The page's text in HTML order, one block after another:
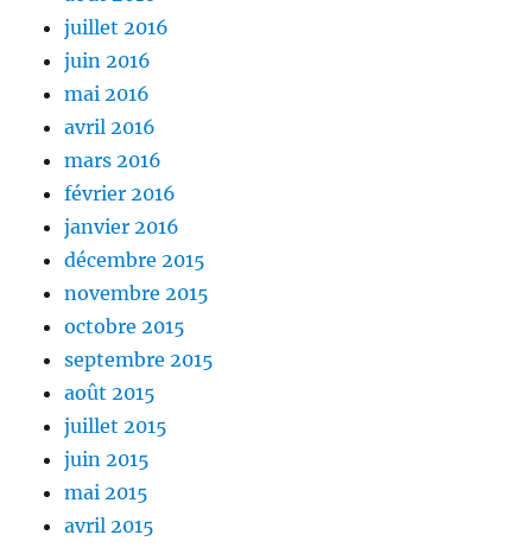
juillet 2016
juin 2016
mai 2016
avril 2016
mars 2016
février 2016
janvier 2016
décembre 2015
novembre 2015
octobre 2015
septembre 2015
août 2015
juillet 2015
juin 2015
mai 2015
avril 2015